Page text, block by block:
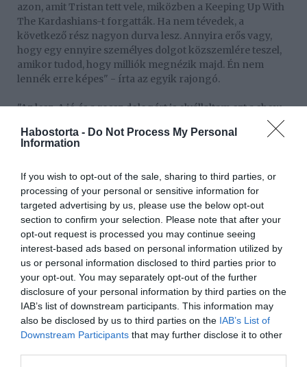
Habostorta - Do Not Process My Personal
Information
If you wish to opt-out of the sale, sharing to third parties, or
processing of your personal or sensitive information for
targeted advertising by us, please use the below opt-out
section to confirm your selection. Please note that after your
opt-out request is processed you may continue seeing
interest-based ads based on personal information utilized by
us or personal information disclosed to third parties prior to
your opt-out. You may separately opt-out of the further
disclosure of your personal information by third parties on the
IAB’s list of downstream participants. This information may
also be disclosed by us to third parties on the IAB’s List of
Downstream Participants that may further disclose it to other
azon, amit Tristan tett vele, miközben a Keeping Up With
The Kardashians-t forgatták. Ha nem tévedek, a
következő rész nagyon durva lesz. Annyira erős vagy,
hogy egy ennyire személyes dolgot közszemlére teszel,
amikor tudod, hogy milliók megnézik majd. Én nem
lennék erre képes" - írta az egyik rajongó.
"Az lesz. A jó és a rossz dologért is elvállaltam ezt a show-
t. A rossz dolgokat nagyon nehéz újraélni, de hát ilyen az
élet." - válaszolt Khloé a bejegyzésre.
Forrás: Glamouronline